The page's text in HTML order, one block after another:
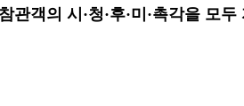
객의 시·청·후·미·촉각을 모두